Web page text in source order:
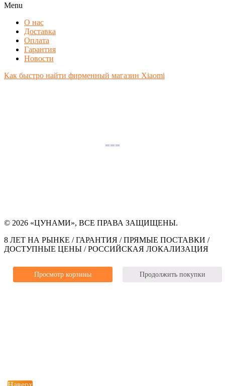
Menu
О нас
Доставка
Оплата
Гарантия
Новости
Как быстро найти фирменный магазин Xiaomi
© 2026 «ЦУНАМИ», ВСЕ ПРАВА ЗАЩИЩЕНЫ.
8 ЛЕТ НА РЫНКЕ / ГАРАНТИЯ / ПРЯМЫЕ ПОСТАВКИ /
ДОСТУПНЫЕ ЦЕНЫ / РОССИЙСКАЯ ЛОКАЛИЗАЦИЯ
Просмотр корзины Продолжить покупки